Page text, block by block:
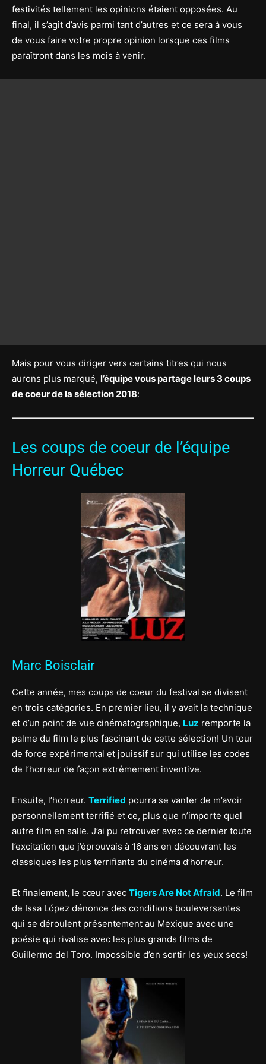
festivités tellement les opinions étaient opposées. Au
final, il s’agit d’avis parmi tant d’autres et ce sera à vous
de vous faire votre propre opinion lorsque ces films
paraîtront dans les mois à venir.
Mais pour vous diriger vers certains titres qui nous
aurons plus marqué, l’équipe vous partage leurs 3 coups
de coeur de la sélection 2018:
Les coups de coeur de l’équipe
Horreur Québec
Marc Boisclair
Cette année, mes coups de coeur du festival se divisent
en trois catégories. En premier lieu, il y avait la technique
et d’un point de vue cinématographique, Luz remporte la
palme du film le plus fascinant de cette sélection! Un tour
de force expérimental et jouissif sur qui utilise les codes
de l’horreur de façon extrêmement inventive.
Ensuite, l’horreur. Terrified pourra se vanter de m’avoir
personnellement terrifié et ce, plus que n’importe quel
autre film en salle. J’ai pu retrouver avec ce dernier toute
l’excitation que j’éprouvais à 16 ans en découvrant les
classiques les plus terrifiants du cinéma d’horreur.
Et finalement, le cœur avec Tigers Are Not Afraid. Le film
de Issa López dénonce des conditions bouleversantes
qui se déroulent présentement au Mexique avec une
poésie qui rivalise avec les plus grands films de
Guillermo del Toro. Impossible d’en sortir les yeux secs!